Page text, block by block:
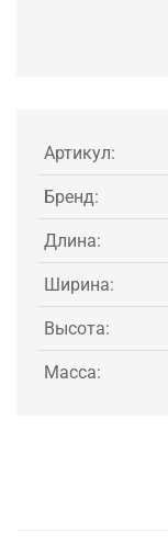
Артикул:
Бренд:
Длина:
Ширина:
Высота:
Масса: